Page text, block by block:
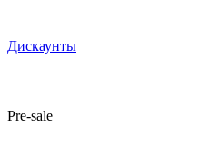
Дискаунты
Pre-sale